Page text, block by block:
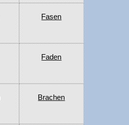
Fasen
Faden
Brachen